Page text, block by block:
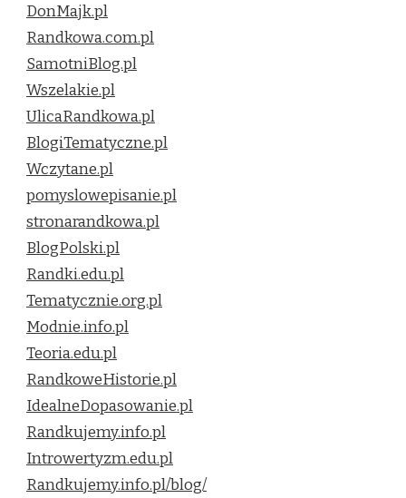
DonMajk.pl
Randkowa.com.pl
SamotniBlog.pl
Wszelakie.pl
UlicaRandkowa.pl
BlogiTematyczne.pl
Wczytane.pl
pomyslowepisanie.pl
stronarandkowa.pl
BlogPolski.pl
Randki.edu.pl
Tematycznie.org.pl
Modnie.info.pl
Teoria.edu.pl
RandkoweHistorie.pl
IdealneDopasowanie.pl
Randkujemy.info.pl
Introwertyzm.edu.pl
Randkujemy.info.pl/blog/